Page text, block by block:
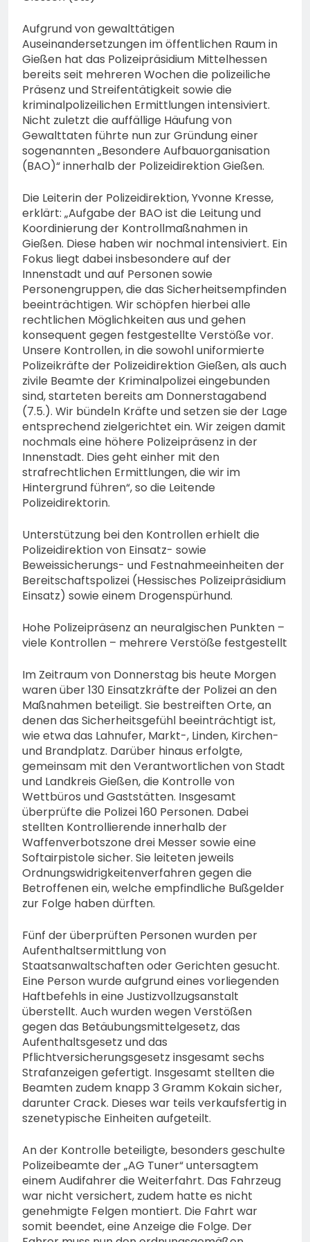
Erneute Veröffentlichung
eines Fotos
Aufgrund von gewalttätigen
Auseinandersetzungen im öffentlichen Raum in
Gießen hat das Polizeipräsidium Mittelhessen
bereits seit mehreren Wochen die polizeiliche
Präsenz und Streifentätigkeit sowie die
kriminalpolizeilichen Ermittlungen intensiviert.
Nicht zuletzt die auffällige Häufung von
Gewalttaten führte nun zur Gründung einer
sogenannten „Besondere Aufbauorganisation
(BAO)“ innerhalb der Polizeidirektion Gießen.
Die Leiterin der Polizeidirektion, Yvonne Kresse,
erklärt: „Aufgabe der BAO ist die Leitung und
Koordinierung der Kontrollmaßnahmen in
Gießen. Diese haben wir nochmal intensiviert. Ein
Fokus liegt dabei insbesondere auf der
Innenstadt und auf Personen sowie
Personengruppen, die das Sicherheitsempfinden
beeinträchtigen. Wir schöpfen hierbei alle
rechtlichen Möglichkeiten aus und gehen
konsequent gegen festgestellte Verstöße vor.
Unsere Kontrollen, in die sowohl uniformierte
Polizeikräfte der Polizeidirektion Gießen, als auch
zivile Beamte der Kriminalpolizei eingebunden
sind, starteten bereits am Donnerstagabend
(7.5.). Wir bündeln Kräfte und setzen sie der Lage
entsprechend zielgerichtet ein. Wir zeigen damit
nochmals eine höhere Polizeipräsenz in der
Innenstadt. Dies geht einher mit den
strafrechtlichen Ermittlungen, die wir im
Hintergrund führen“, so die Leitende
Polizeidirektorin.
Unterstützung bei den Kontrollen erhielt die
Polizeidirektion von Einsatz- sowie
Beweissicherungs- und Festnahmeeinheiten der
Bereitschaftspolizei (Hessisches Polizeipräsidium
Einsatz) sowie einem Drogenspürhund.
Hohe Polizeipräsenz an neuralgischen Punkten –
viele Kontrollen – mehrere Verstöße festgestellt
Im Zeitraum von Donnerstag bis heute Morgen
waren über 130 Einsatzkräfte der Polizei an den
Maßnahmen beteiligt. Sie bestreiften Orte, an
denen das Sicherheitsgefühl beeinträchtigt ist,
wie etwa das Lahnufer, Markt-, Linden, Kirchen-
und Brandplatz. Darüber hinaus erfolgte,
gemeinsam mit den Verantwortlichen von Stadt
und Landkreis Gießen, die Kontrolle von
Wettbüros und Gaststätten. Insgesamt
überprüfte die Polizei 160 Personen. Dabei
stellten Kontrollierende innerhalb der
Waffenverbotszone drei Messer sowie eine
Softairpistole sicher. Sie leiteten jeweils
Ordnungswidrigkeitenverfahren gegen die
Betroffenen ein, welche empfindliche Bußgelder
zur Folge haben dürften.
Fünf der überprüften Personen wurden per
Aufenthaltsermittlung von
Staatsanwaltschaften oder Gerichten gesucht.
Eine Person wurde aufgrund eines vorliegenden
Haftbefehls in eine Justizvollzugsanstalt
überstellt. Auch wurden wegen Verstößen
gegen das Betäubungsmittelgesetz, das
Aufenthaltsgesetz und das
Pflichtversicherungsgesetz insgesamt sechs
Strafanzeigen gefertigt. Insgesamt stellten die
Beamten zudem knapp 3 Gramm Kokain sicher,
darunter Crack. Dieses war teils verkaufsfertig in
szenetypische Einheiten aufgeteilt.
An der Kontrolle beteiligte, besonders geschulte
Polizeibeamte der „AG Tuner“ untersagtem
einem Audifahrer die Weiterfahrt. Das Fahrzeug
war nicht versichert, zudem hatte es nicht
genehmigte Felgen montiert. Die Fahrt war
somit beendet, eine Anzeige die Folge. Der